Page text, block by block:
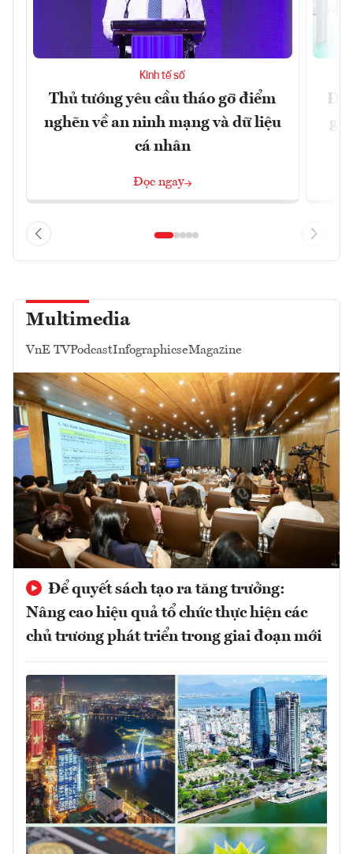
Kinh tế số
Thủ tướng yêu cầu tháo gỡ điểm
nghẽn về an ninh mạng và dữ liệu
cá nhân
Đọc ngay
Đề
Multimedia
VnE TVPodcastInfographicseMagazine
Để quyết sách tạo ra tăng trưởng:
Nâng cao hiệu quả tổ chức thực hiện các
chủ trương phát triển trong giai đoạn mới